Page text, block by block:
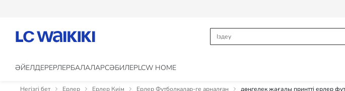
ӘЙЕЛДЕРЕРЛЕРБАЛАЛАРCӘБИЛЕРLCW HOME
Негізгі бет Ерлер Ерлер Киім Ерлер Футболкалар-ге арналған дөңгелек жағалы принтті ерлер